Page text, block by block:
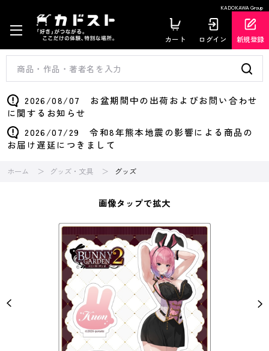
KADOKAWA Group
カート ログイン 新規登録
2026/08/07 お盆期間中の出荷およびお問い合わせ
に関するお知らせ
2026/07/29 令和8年熊本地震の影響による商品の
お届け遅延につきまして
ホーム グッズ・文具 グッズ
画像タップで拡大